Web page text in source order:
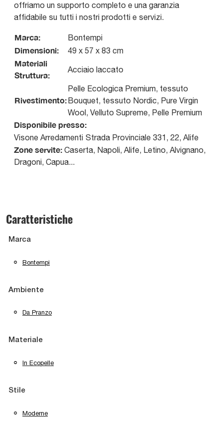
offriamo un supporto completo e una garanzia
affidabile su tutti i nostri prodotti e servizi.
Marca: Bontempi
Dimensioni: 49 x 57 x 83 cm
Materiali
Struttura:
Acciaio laccato
Rivestimento:
Pelle Ecologica Premium, tessuto
Bouquet, tessuto Nordic, Pure Virgin
Wool, Velluto Supreme, Pelle Premium
Disponibile presso:
Visone Arredamenti Strada Provinciale 331, 22, Alife
Zone servite: Caserta, Napoli, Alife, Letino, Alvignano,
Dragoni, Capua...
Caratteristiche
Marca
Bontempi
Ambiente
Da Pranzo
Materiale
In Ecopelle
Stile
Moderne